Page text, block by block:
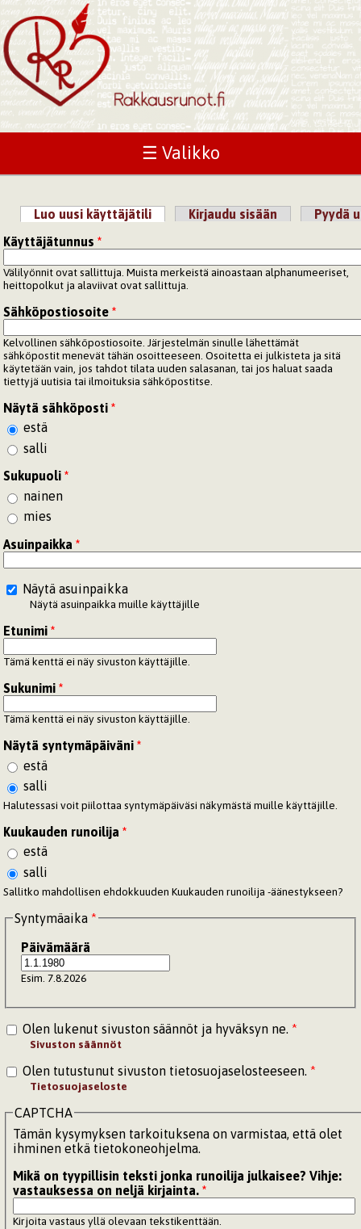
☰ Valikko
Ensisijaiset välilehdet
Luo uusi käyttäjätili (aktiivinen välilehti)
Kirjaudu sisään
Pyydä
Käyttäjätunnus*
Välilyönnit ovat sallittuja. Muista merkeistä ainoastaan alphanumeeriset,
heittopolkut ja alaviivat ovat sallittuja.
Sähköpostiosoite*
Kelvollinen sähköpostiosoite. Järjestelmän sinulle lähettämät
sähköpostit menevät tähän osoitteeseen. Osoitetta ei julkisteta ja sitä
käytetään vain, jos tahdot tilata uuden salasanan, tai jos haluat saada
tiettyjä uutisia tai ilmoituksia sähköpostitse.
Näytä sähköposti*
estä
salli
Sukupuoli*
nainen
mies
Asuinpaikka*
Näytä asuinpaikka
Näytä asuinpaikka muille käyttäjille
Etunimi*
Tämä kenttä ei näy sivuston käyttäjille.
Sukunimi*
Tämä kenttä ei näy sivuston käyttäjille.
Näytä syntymäpäiväni*
estä
salli
Halutessasi voit piilottaa syntymäpäiväsi näkymästä muille käyttäjille.
Kuukauden runoilija*
estä
salli
Sallitko mahdollisen ehdokkuuden Kuukauden runoilija -äänestykseen?
Syntymäaika *
Päivämäärä
Esim. 7.8.2026
Olen lukenut sivuston säännöt ja hyväksyn ne. *
Sivuston säännöt
Olen tutustunut sivuston tietosuojaselosteeseen. *
Tietosuojaseloste
CAPTCHA
Tämän kysymyksen tarkoituksena on varmistaa, että olet
ihminen etkä tietokoneohjelma.
Mikä on tyypillisin teksti jonka runoilija julkaisee? Vihje:
vastauksessa on neljä kirjainta.*
Kirjoita vastaus yllä olevaan tekstikenttään.